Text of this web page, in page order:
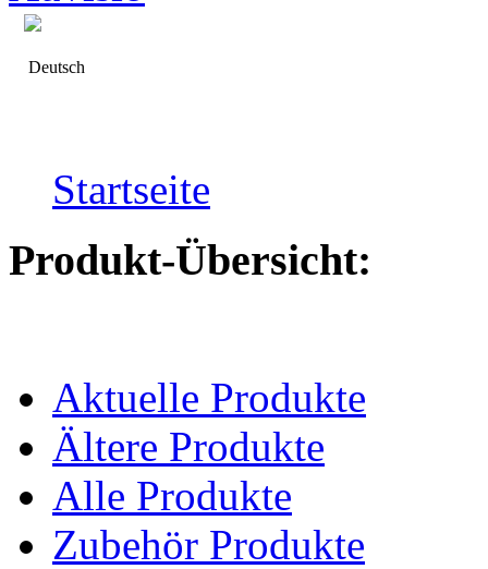
Deutsch
Startseite
Produkt-Übersicht:
Aktuelle Produkte
Ältere Produkte
Alle Produkte
Zubehör Produkte